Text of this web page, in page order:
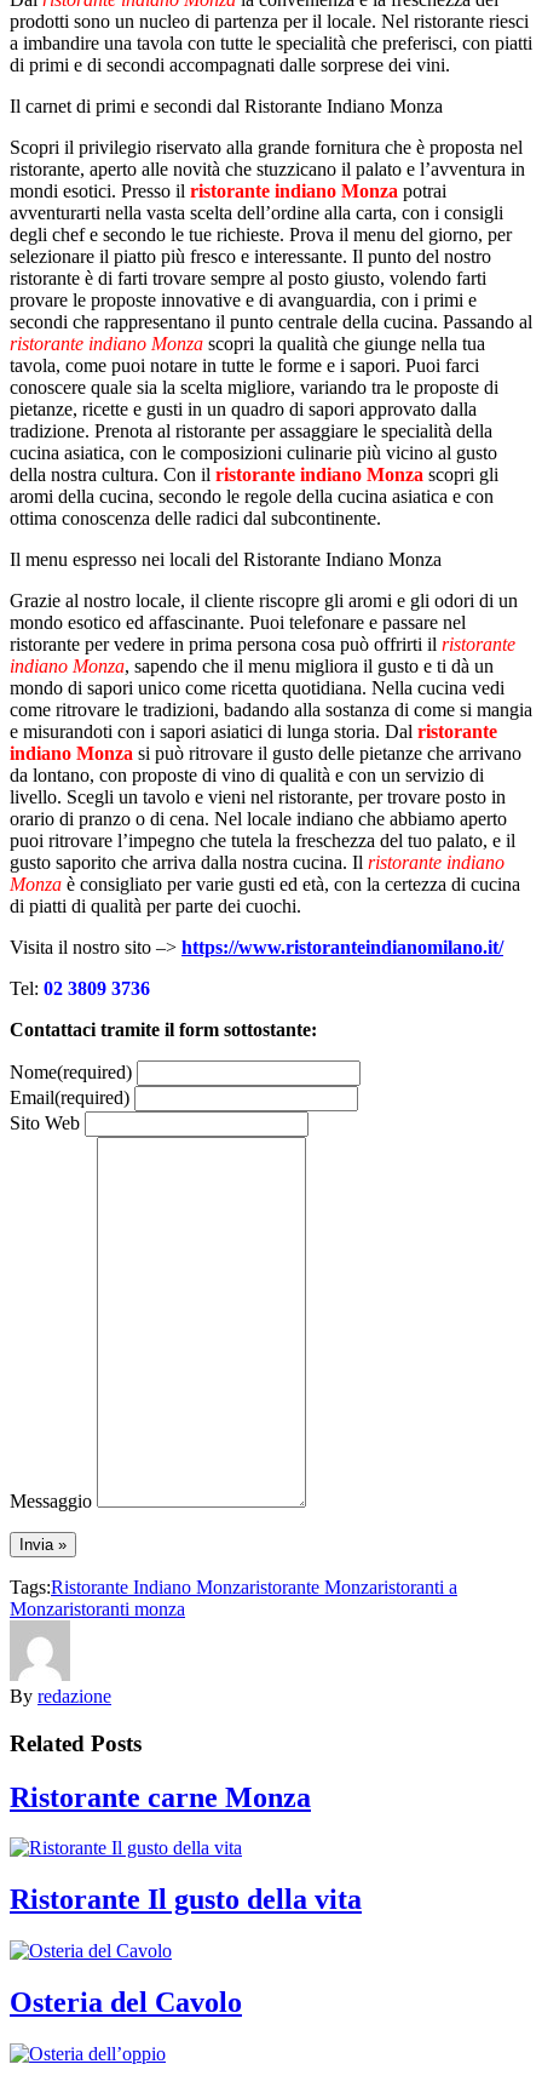
prodotti sono un nucleo di partenza per il locale. Nel ristorante riesci
a imbandire una tavola con tutte le specialità che preferisci, con piatti
di primi e di secondi accompagnati dalle sorprese dei vini.
Il carnet di primi e secondi dal Ristorante Indiano Monza
Scopri il privilegio riservato alla grande fornitura che è proposta nel
ristorante, aperto alle novità che stuzzicano il palato e l’avventura in
mondi esotici. Presso il ristorante indiano Monza potrai
avventurarti nella vasta scelta dell’ordine alla carta, con i consigli
degli chef e secondo le tue richieste. Prova il menu del giorno, per
selezionare il piatto più fresco e interessante. Il punto del nostro
ristorante è di farti trovare sempre al posto giusto, volendo farti
provare le proposte innovative e di avanguardia, con i primi e
secondi che rappresentano il punto centrale della cucina. Passando al
ristorante indiano Monza scopri la qualità che giunge nella tua
tavola, come puoi notare in tutte le forme e i sapori. Puoi farci
conoscere quale sia la scelta migliore, variando tra le proposte di
pietanze, ricette e gusti in un quadro di sapori approvato dalla
tradizione. Prenota al ristorante per assaggiare le specialità della
cucina asiatica, con le composizioni culinarie più vicino al gusto
della nostra cultura. Con il ristorante indiano Monza scopri gli
aromi della cucina, secondo le regole della cucina asiatica e con
ottima conoscenza delle radici dal subcontinente.
Il menu espresso nei locali del Ristorante Indiano Monza
Grazie al nostro locale, il cliente riscopre gli aromi e gli odori di un
mondo esotico ed affascinante. Puoi telefonare e passare nel
ristorante per vedere in prima persona cosa può offrirti il ristorante
indiano Monza, sapendo che il menu migliora il gusto e ti dà un
mondo di sapori unico come ricetta quotidiana. Nella cucina vedi
come ritrovare le tradizioni, badando alla sostanza di come si mangia
e misurandoti con i sapori asiatici di lunga storia. Dal ristorante
indiano Monza si può ritrovare il gusto delle pietanze che arrivano
da lontano, con proposte di vino di qualità e con un servizio di
livello. Scegli un tavolo e vieni nel ristorante, per trovare posto in
orario di pranzo o di cena. Nel locale indiano che abbiamo aperto
puoi ritrovare l’impegno che tutela la freschezza del tuo palato, e il
gusto saporito che arriva dalla nostra cucina. Il ristorante indiano
Monza è consigliato per varie gusti ed età, con la certezza di cucina
di piatti di qualità per parte dei cuochi.
Visita il nostro sito –> https://www.ristoranteindianomilano.it/
Tel: 02 3809 3736
Contattaci tramite il form sottostante:
Nome(required)
Email(required)
Sito Web
Messaggio
Tags:Ristorante Indiano Monzaristorante Monzaristoranti a
Monzaristoranti monza
By redazione
Related Posts
Ristorante carne Monza
Ristorante Il gusto della vita
Osteria del Cavolo